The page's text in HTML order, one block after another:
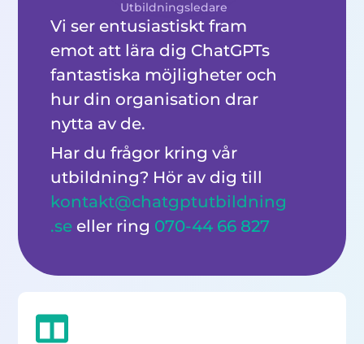
Utbildningsledare
Vi ser entusiastiskt fram
emot att lära dig ChatGPTs
fantastiska möjligheter och
hur din organisation drar
nytta av de.
Har du frågor kring vår
utbildning? Hör av dig till
kontakt@chatgptutbildning
.se eller ring 070-44 66 827